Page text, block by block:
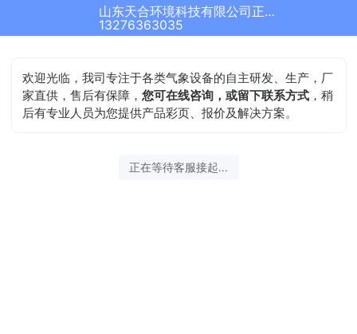
山东天合环境科技有限公司正在为您服务
13276363035
欢迎光临，我司专注于各类气象设备的自主研发、生产，厂
家直供，售后有保障，您可在线咨询，或留下联系方式 ，稍
后有专业人员为您提供产品彩页、报价及解决方案。
正在等待客服接起...